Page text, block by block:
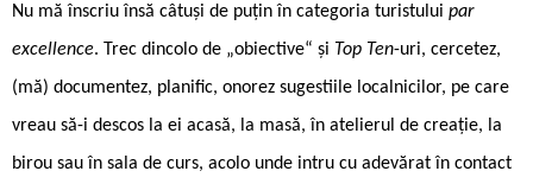
Nu mă înscriu însă câtuși de puțin în categoria turistului par
excellence. Trec dincolo de „obiective“ și Top Ten-uri, cercetez,
(mă) documentez, planific, onorez sugestiile localnicilor, pe care
vreau să-i descos la ei acasă, la masă, în atelierul de creație, la
birou sau în sala de curs, acolo unde intru cu adevărat în contact